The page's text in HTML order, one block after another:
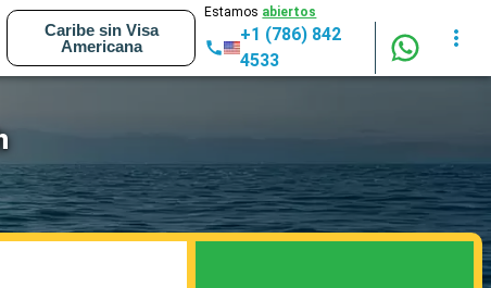
Caribe sin Visa
Americana
Estamos abiertos
+1 (786) 842
4533